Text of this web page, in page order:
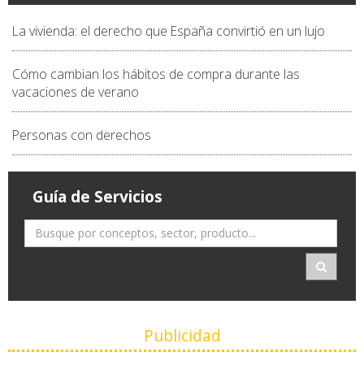
La vivienda: el derecho que España convirtió en un lujo
Cómo cambian los hábitos de compra durante las
vacaciones de verano
Personas con derechos
Guía de Servicios
Publicidad